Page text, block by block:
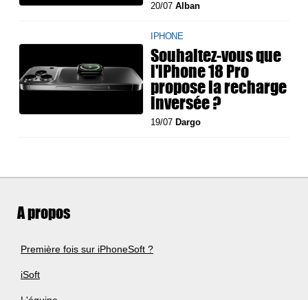
20/07Alban
IPHONE
Souhaitez-vous que
l'iPhone 18 Pro
propose la recharge
inversée ?
19/07 Dargo
A propos
Première fois sur iPhoneSoft ?
iSoft